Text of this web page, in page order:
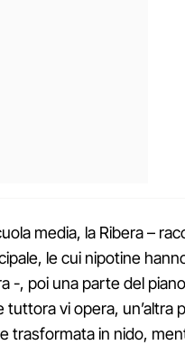
media, la Ribera –
le cui nipotine
-, poi una parte del
tuttora vi opera, un’altra
trasformata in nido,